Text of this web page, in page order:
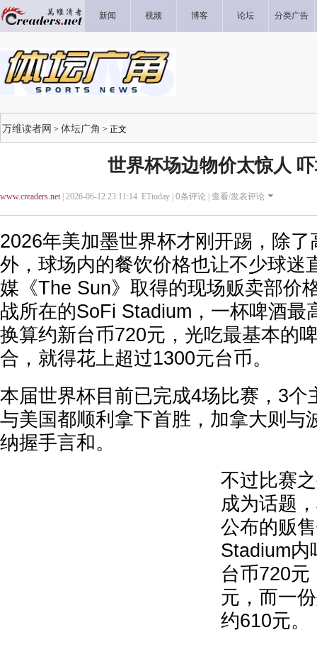
新闻 视频 博客 论坛 分类广告
万维读者网 > 体坛广角 > 正文
世界杯场边物价太惊人
www.creaders.net| 2026-06-12 23:11:14 ETtoday | 0条评论 | 查看/发表评论
2026年美加墨世界杯才刚开踢，除
外，球场内的餐饮价格也让不少球迷
媒《The Sun》取得的现场贩卖部价
战所在的SoFi Stadium，一杯啤酒最
换算约新台币720元，光吃最基本的
合，就得花上超过1300元台币。
本届世界杯目前已完成4场比赛，3个
与美国都顺利拿下首胜，加拿大则与
纳握手言和。
不过比赛
成为话题
公布的贩
Stadium内
台币720元
元，而一
约610元。